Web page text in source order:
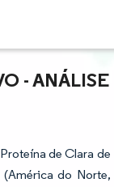
- ANÁLISE
de Clara de
do Norte,